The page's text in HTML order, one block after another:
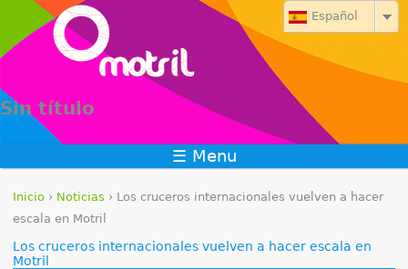
Jump to navigation
Sin título
Español
☰ Menu
S
e
Inicio › Noticias › Los cruceros internacionales vuelven a hacer
escala en Motril
Los cruceros internacionales vuelven a hacer escala en
Motril